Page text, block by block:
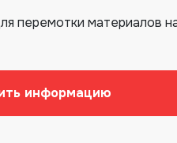
перемотки материалов
информацию